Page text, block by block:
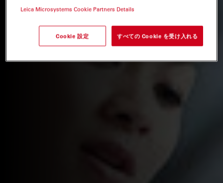
Leica Microsystems Cookie Partners Details
Cookie 設定 すべての Cookie を受け入れる